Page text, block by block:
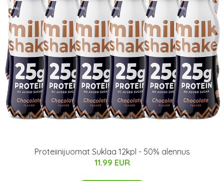
Proteiinijuomat Suklaa 12kpl - 50% alennus
11.99 EUR